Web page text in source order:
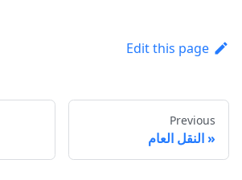
Edit this page
Previous
النقل العام